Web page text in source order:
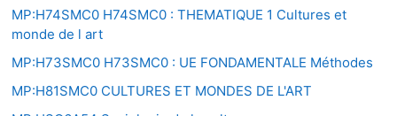
MP:H74SMC0 H74SMC0 : THEMATIQUE 1 Cultures et
monde de l art
MP:H73SMC0 H73SMC0 : UE FONDAMENTALE Méthodes
MP:H81SMC0 CULTURES ET MONDES DE L'ART